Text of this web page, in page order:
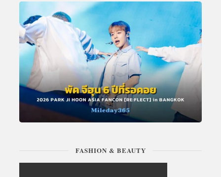
FASHION & BEAUTY